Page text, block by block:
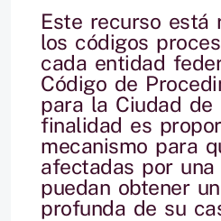
Este recurso está
los códigos
cada entidad
Código de
para la Ciudad de
finalidad es
mecanismo para
afectadas por una
puedan obtener
profunda de su